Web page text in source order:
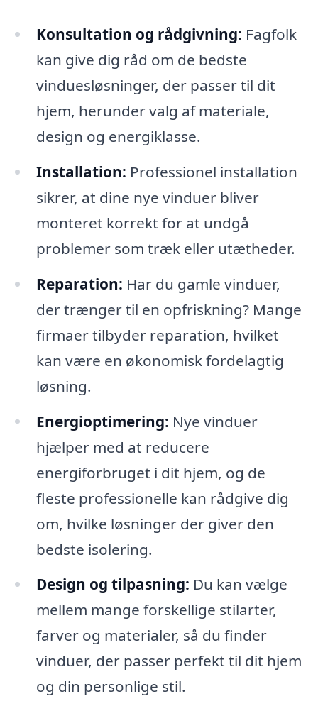
Konsultation og rådgivning: Fagfolk
kan give dig råd om de bedste
vinduesløsninger, der passer til dit
hjem, herunder valg af materiale,
design og energiklasse.
Installation: Professionel installation
sikrer, at dine nye vinduer bliver
monteret korrekt for at undgå
problemer som træk eller utætheder.
Reparation: Har du gamle vinduer,
der trænger til en opfriskning? Mange
firmaer tilbyder reparation, hvilket
kan være en økonomisk fordelagtig
løsning.
Energioptimering: Nye vinduer
hjælper med at reducere
energiforbruget i dit hjem, og de
fleste professionelle kan rådgive dig
om, hvilke løsninger der giver den
bedste isolering.
Design og tilpasning: Du kan vælge
mellem mange forskellige stilarter,
farver og materialer, så du finder
vinduer, der passer perfekt til dit hjem
og din personlige stil.